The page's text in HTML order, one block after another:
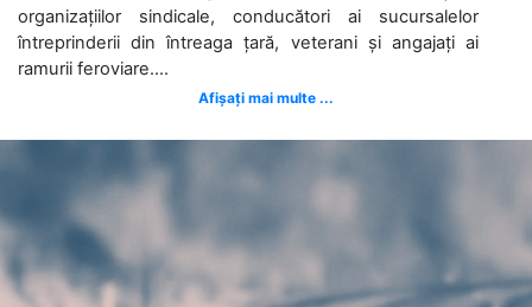
organizațiilor sindicale, conducători ai sucursalelor
întreprinderii din întreaga țară, veterani și angajați ai
ramurii feroviare....
Afișați mai multe ...